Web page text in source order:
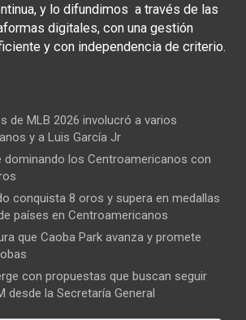
y lo difundimos a través de las
digitales, con una gestión
y con independencia de criterio.
de MLB 2026 involucró a varios
y a Luis García Jr
dominando los Centroamericanos con
conquista 8 oros y supera en medallas
países en Centroamericanos
que Caoba Park avanza y promete
con propuestas que buscan seguir
desde la Secretaría General